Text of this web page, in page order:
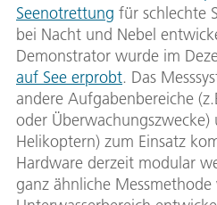
Seenotrettung für schlechte
bei Nacht und Nebel
Demonstrator wurde im
auf See erprobt. Das
andere Aufgabenbereiche
oder
Helikoptern) zum Einsatz
Hardware derzeit modular
ganz ähnliche